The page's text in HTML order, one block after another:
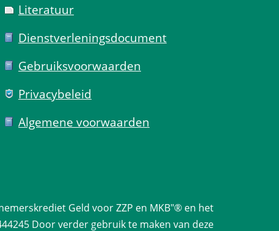
Literatuur
Dienst­verlenings­document
Gebruiks­voorwaarden
Privacy­beleid
Algemene voorwaarden
Geld voor ZZP en MKB"® en het
Door verder gebruik te maken van deze